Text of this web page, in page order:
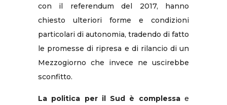
con il referendum del 2017, hanno
chiesto ulteriori forme e condizioni
particolari di autonomia, tradendo di fatto
le promesse di ripresa e di rilancio di un
Mezzogiorno che invece ne uscirebbe
sconfitto.
La politica per il Sud è complessae